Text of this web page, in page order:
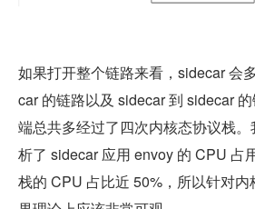
如果打开整个链路来看，sidecar 会
car 的链路以及 sidecar 到 sidecar
端总共多经过了四次内核态协议栈
析了 sidecar 应用 envoy 的 CPU 占
栈的 CPU 占比近 50%，所以针对